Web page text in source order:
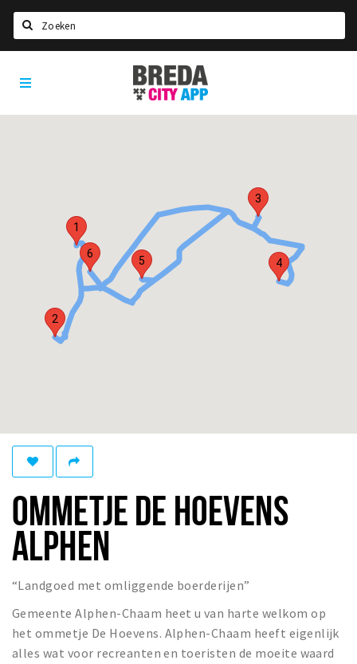
Home
Agenda
Recreatief
Bezienswaardigheden
Musea, theaters & podia
Uitjes & activiteiten
Toeristische routes
Natuurgebieden
Privacy
Breda
City
App
1
2
3
4
5
6
OMMETJE DE HOEVENS
ALPHEN
“Landgoed met omliggende boerderijen”
Gemeente Alphen-Chaam heet u van harte welkom op
het ommetje De Hoevens. Alphen-Chaam heeft eigenlijk
alles wat voor recreanten en toeristen de moeite waard